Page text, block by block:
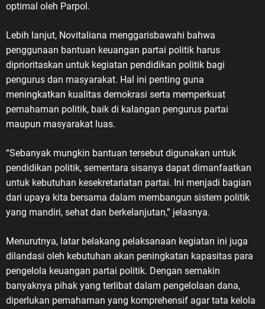
optimal oleh Parpol.
Lebih lanjut, Novitaliana menggarisbawahi bahwa
penggunaan bantuan keuangan partai politik harus
diprioritaskan untuk kegiatan pendidikan politik bagi
pengurus dan masyarakat. Hal ini penting guna
meningkatkan kualitas demokrasi serta memperkuat
pemahaman politik, baik di kalangan pengurus partai
maupun masyarakat luas.
“Sebanyak mungkin bantuan tersebut digunakan untuk
pendidikan politik, sementara sisanya dapat dimanfaatkan
untuk kebutuhan kesekretariatan partai. Ini menjadi bagian
dari upaya kita bersama dalam membangun sistem politik
yang mandiri, sehat dan berkelanjutan,” jelasnya.
Menurutnya, latar belakang pelaksanaan kegiatan ini juga
dilandasi oleh kebutuhan akan peningkatan kapasitas para
pengelola keuangan partai politik. Dengan semakin
banyaknya pihak yang terlibat dalam pengelolaan dana,
diperlukan pemahaman yang komprehensif agar tata kelola